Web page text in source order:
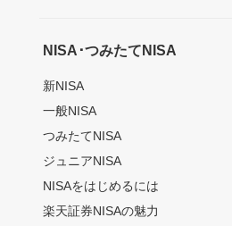
NISA･つみたてNISA
新NISA
一般NISA
つみたてNISA
ジュニアNISA
NISAをはじめるには
楽天証券NISAの魅力